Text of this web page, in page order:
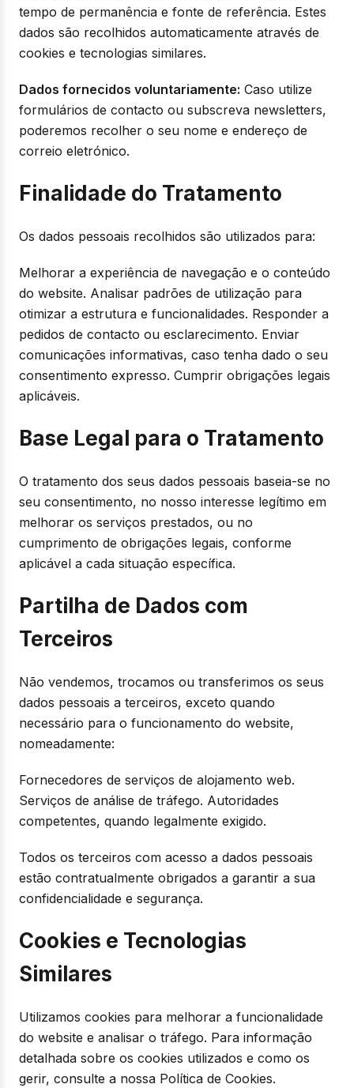
tempo de permanência e fonte de referência. Estes
dados são recolhidos automaticamente através de
cookies e tecnologias similares.
Dados fornecidos voluntariamente: Caso utilize
formulários de contacto ou subscreva newsletters,
poderemos recolher o seu nome e endereço de
correio eletrónico.
Finalidade do Tratamento
Os dados pessoais recolhidos são utilizados para:
Melhorar a experiência de navegação e o conteúdo
do website. Analisar padrões de utilização para
otimizar a estrutura e funcionalidades. Responder a
pedidos de contacto ou esclarecimento. Enviar
comunicações informativas, caso tenha dado o seu
consentimento expresso. Cumprir obrigações legais
aplicáveis.
Base Legal para o Tratamento
O tratamento dos seus dados pessoais baseia-se no
seu consentimento, no nosso interesse legítimo em
melhorar os serviços prestados, ou no
cumprimento de obrigações legais, conforme
aplicável a cada situação específica.
Partilha de Dados com
Terceiros
Não vendemos, trocamos ou transferimos os seus
dados pessoais a terceiros, exceto quando
necessário para o funcionamento do website,
nomeadamente:
Fornecedores de serviços de alojamento web.
Serviços de análise de tráfego. Autoridades
competentes, quando legalmente exigido.
Todos os terceiros com acesso a dados pessoais
estão contratualmente obrigados a garantir a sua
confidencialidade e segurança.
Cookies e Tecnologias
Similares
Utilizamos cookies para melhorar a funcionalidade
do website e analisar o tráfego. Para informação
detalhada sobre os cookies utilizados e como os
gerir, consulte a nossa Política de Cookies.